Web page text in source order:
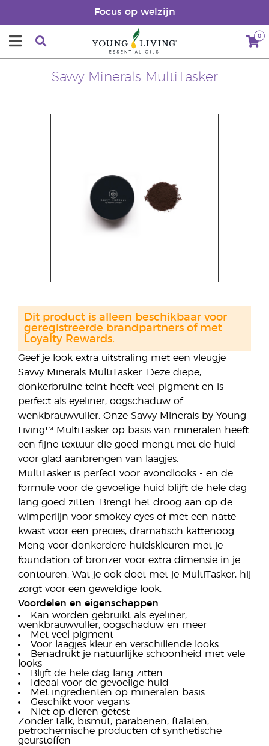
Focus op welzijn
0
Savvy Minerals MultiTasker
Geef je look extra uitstraling met een vleugje
Savvy Minerals MultiTasker. Deze diepe,
donkerbruine teint heeft veel pigment en is
perfect als eyeliner, oogschaduw of
wenkbrauwvuller. Onze Savvy Minerals by Young
Living™ MultiTasker op basis van mineralen heeft
een fijne textuur die goed mengt met de huid
voor glad aanbrengen van laagjes.
MultiTasker is perfect voor avondlooks - en de
formule voor de gevoelige huid blijft de hele dag
lang goed zitten. Brengt het droog aan op de
wimperlijn voor smokey eyes of met een natte
kwast voor een precies, dramatisch kattenoog.
Meng voor donkerdere huidskleuren met je
foundation of bronzer voor extra dimensie in je
contouren. Wat je ook doet met je MultiTasker, hij
zorgt voor een geweldige look.
Voordelen en eigenschappen
Kan worden gebruikt als eyeliner,
wenkbrauwvuller, oogschaduw en meer
Met veel pigment
Voor laagjes kleur en verschillende looks
Benadrukt je natuurlijke schoonheid met vele
looks
Blijft de hele dag lang zitten
Ideaal voor de gevoelige huid
Met ingrediënten op mineralen basis
Geschikt voor vegans
Niet op dieren getest
Zonder talk, bismut, parabenen, ftalaten,
petrochemische producten of synthetische
geurstoffen
Dit product is alleen beschikbaar voor
geregistreerde brandpartners of met
Loyalty Rewards.